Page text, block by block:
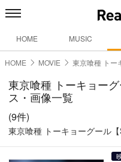
HOME MUSIC
HOME MOVIE 東京喰種 トー
東京喰種 トーキョー
ス・画像一覧
(9件)
東京喰種 トーキョーグール